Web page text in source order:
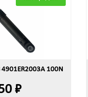
4901ER2003A 100N
₽